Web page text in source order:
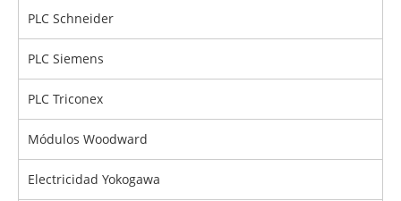
PLC Schneider
PLC Siemens
PLC Triconex
Módulos Woodward
Electricidad Yokogawa